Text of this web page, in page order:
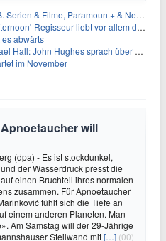
& Filme, Paramount+ & Netflix für 19,99€/Monat
liebt vor allem die 'Banalität' in seinen Filmen
es abwärts
Hughes sprach über eine Fortsetzung von 'The Breakfast Club'
im November
will
(dpa) - Es ist stockdunkel,
der Wasserdruck presst die
einen Bruchteil ihres normalen
zusammen. Für Apnoetaucher
fühlt sich die Tiefe an
einem anderen Planeten. Man
Am Samstag will der 29-Jährige
Steilwand mit[…] (00)